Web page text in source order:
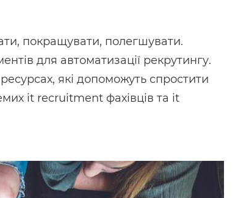
покращувати, полегшувати.
для автоматизації рекрутингу.
які допоможуть спростити
it recruitment фахівців та it